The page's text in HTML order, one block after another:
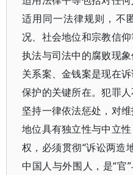
适用同一法律规则，不
况、社会地位和宗教信
执法与司法中的腐败现象
关系案、金钱案是现在
保护的关键所在。犯罪
坚持一律依法惩处，对
地位具有独立性与中立
权，必须贯彻“诉讼两造
中国人与外围人，是“官